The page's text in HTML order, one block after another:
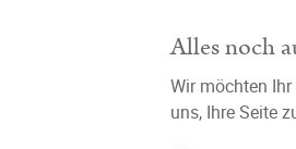
Alles noch
Wir möchten
uns, Ihre Seite